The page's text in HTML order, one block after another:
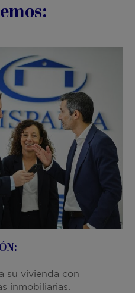
su vivienda con
inmobiliarias.